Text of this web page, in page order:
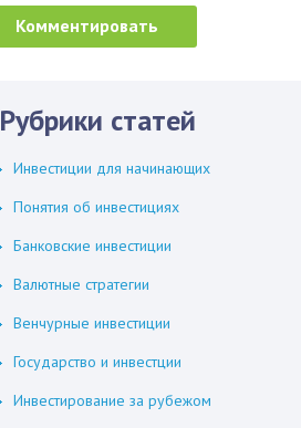
Рубрики статей
Инвестиции для начинающих
Понятия об инвестициях
Банковские инвестиции
Валютные стратегии
Венчурные инвестиции
Государство и инвестции
Инвестирование за рубежом